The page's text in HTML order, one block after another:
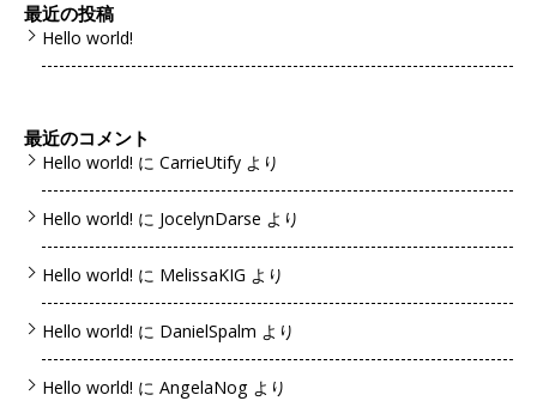
最近の投稿
Hello world!
最近のコメント
Hello world! に CarrieUtify より
Hello world! に JocelynDarse より
Hello world! に MelissaKIG より
Hello world! に DanielSpalm より
Hello world! に AngelaNog より